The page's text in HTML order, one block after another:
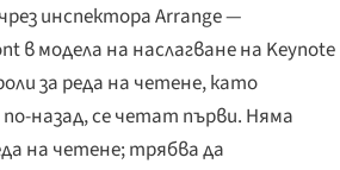
инспектора Arrange —
в модела на наслагване на Keynote
за реда на четене, като
назад, се четат първи. Няма
на четене; трябва да